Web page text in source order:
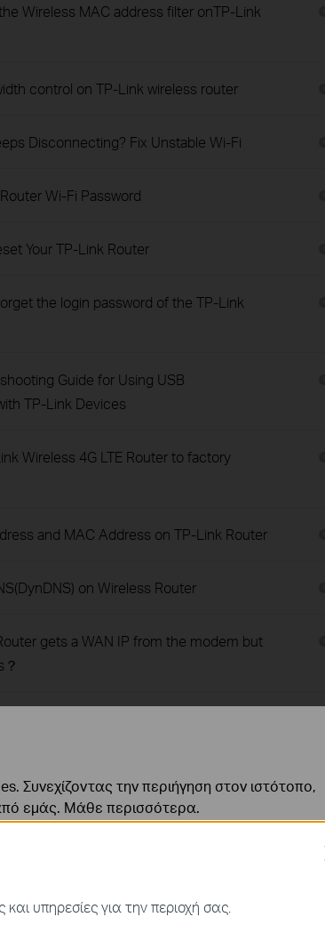
Wireless MAC address filter onTP-Link
control on TP-Link wireless router
Disconnecting? Fix Unstable Wi-Fi
Wi-Fi Password
Your TP-Link Router
the login password of the TP-Link
Guide for Using USB
TP-Link Devices
Wireless 4G LTE Router to factory
and MAC Address on TP-Link Router
on Wireless Router
gets a WAN IP from the modem but
Link router’s wireless network(Windows
the Internet after successfully
from the system log when PPPoE
υπηρεσίες για την περιοχή σας.
Συνεχίζοντας την περιήγηση στον ιστότοπο,
εμάς. Μάθε περισσότερα.
του ιστότοπου και δεν μπορούν να